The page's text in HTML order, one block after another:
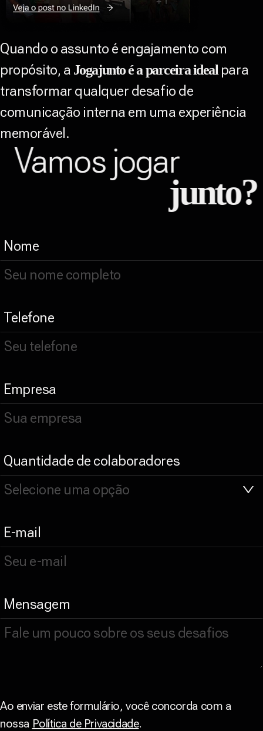
Quando o assunto é engajamento com
propósito, a Jogajunto é a parceira idealpara
transformar qualquer desafio de
comunicação interna em uma experiência
memorável.
Vamos jogar
junto?
Nome
Telefone
Empresa
Quantidade de colaboradores
E-mail
Mensagem
Ao enviar este formulário, você concorda com a
nossa Política de Privacidade.